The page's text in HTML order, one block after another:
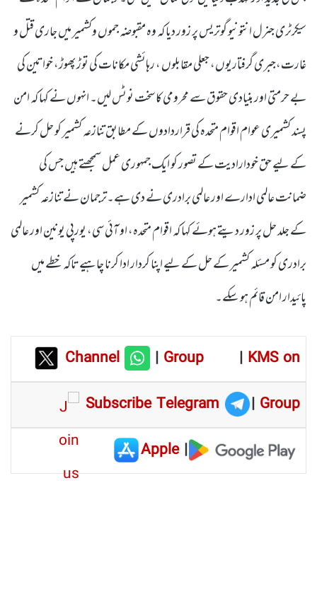
سیکرٹری جنرل انتونیو گوتریس پر زور دیا کہ وہ مقبوضہ جموں وکشمیر میں جاری قتل و
غارت،جبری گرفتاریوں، جعلی مقابلوں ، رہائشی مکانات کی توڑ پھوڑ، خواتین کی
بے حرمتی اور بنیادی حقوق سے محرومی کا سخت نوٹس لیں۔ انہوں نے کہا کہ امن
پسند کشمیری عوام اقوام متحدہ کی قراردادوں کے مطابق تنازعہ کشمیر کو حل کرنے
کے لیے حق خودارادیت کے تصور کو ایک جمہوری عمل سمجھتے ہیں جس کی
ضمانت عالمی ادارے اور عالمی برادری نے دی ہے۔ترجمان نے تنازعہ کشمیر
کے جلد حل پر زور دیتے ہوئے کہا کہ اقوام متحدہ، او آئی سی، یورپی یونین اور عالمی
برادری کو مسئلہ کشمیر کے حل کے لیے اپنا کردار ادا کرنا چاہیے تاکہ خطے میں
پائیدار امن قائم ہو سکے۔
Channel |Group | KMS on
Subscribe Telegram
| Group
|
Apple